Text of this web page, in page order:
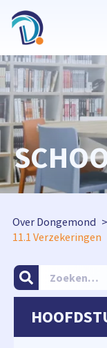
Over Dongemond
11.1 Verzekeringen